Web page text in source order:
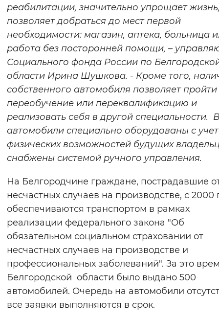
реабилитации, значительно упрощает
позволяет добраться до мест первой
необходимости: магазин, аптека, больница
работа без посторонней помощи, –
Социального фонда России по
области Ирина Шушкова. - Кроме того,
собственного автомобиля позволяет пройти
переобучение или переквалификацию и
реализовать себя в другой специальности.
автомобили специально оборудованы с
физических возможностей будущих
снабжены системой ручного управления.
На Белгородчине граждане, пострадавшие
несчастных случаев на производстве, с 2000
обеспечиваются транспортом в рамках
реализации федерального закона "Об
обязательном социальном страховании от
несчастных случаев на производстве и
профессиональных заболеваний". За это
Белгородской области было выдано 500
автомобилей. Очередь на автомобили
все заявки выполняются в срок.